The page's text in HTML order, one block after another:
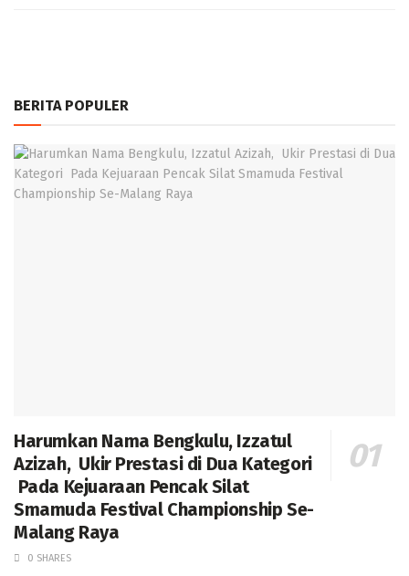
BERITA POPULER
Harumkan Nama Bengkulu, Izzatul
Azizah, Ukir Prestasi di Dua Kategori
Pada Kejuaraan Pencak Silat
Smamuda Festival Championship Se-
Malang Raya
0 SHARES